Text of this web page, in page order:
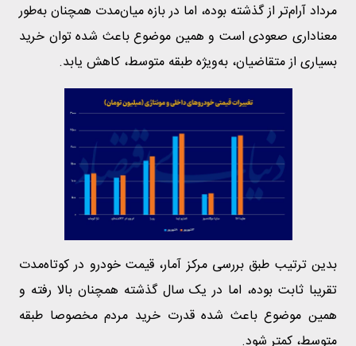
مرداد آرام‌تر از گذشته بوده، اما در بازه میان‌مدت همچنان به‌طور
معناداری صعودی است و همین موضوع باعث شده توان خرید
بسیاری از متقاضیان، به‌ویژه طبقه متوسط، کاهش یابد.
بدین ترتیب طبق بررسی مرکز آمار، قیمت خودرو در کوتاه‌مدت
تقریبا ثابت بوده، اما در یک سال گذشته همچنان بالا رفته و
همین موضوع باعث شده قدرت خرید مردم مخصوصا طبقه